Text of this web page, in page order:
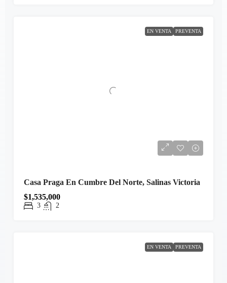
EN VENTA PREVENTA
Casa Praga En Cumbre Del Norte, Salinas Victoria
$1,535,000
3 2
EN VENTA PREVENTA